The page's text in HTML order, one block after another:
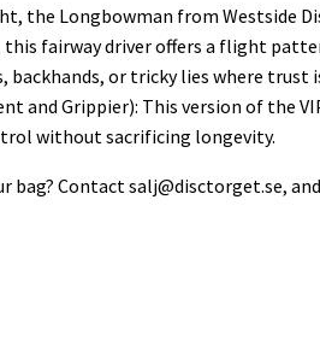
the Longbowman from Westside
this fairway driver offers a flight
or tricky lies where trust
and Grippier): This version of
without sacrificing longevity.
bag? Contactsalj@disctorget.se,